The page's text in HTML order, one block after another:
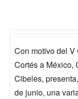
Con motivo del
Cortés a México,
Cibeles,
de junio, una